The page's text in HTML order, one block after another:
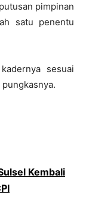
pimpinan
satu penentu
sesuai
Kembali